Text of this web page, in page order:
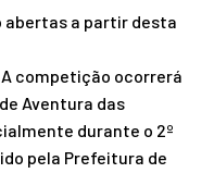
abertas a partir desta
A competição ocorrerá
Aventura das
durante o 2º
pela Prefeitura de